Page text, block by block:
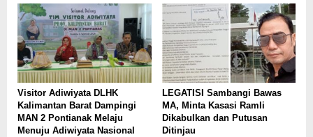
Visitor Adiwiyata DLHK
Kalimantan Barat Dampingi
MAN 2 Pontianak Melaju
Menuju Adiwiyata Nasional
LEGATISI Sambangi Bawas
MA, Minta Kasasi Ramli
Dikabulkan dan Putusan
Ditinjau